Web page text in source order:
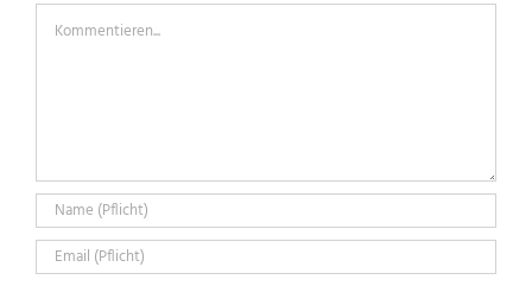
Kommentieren...